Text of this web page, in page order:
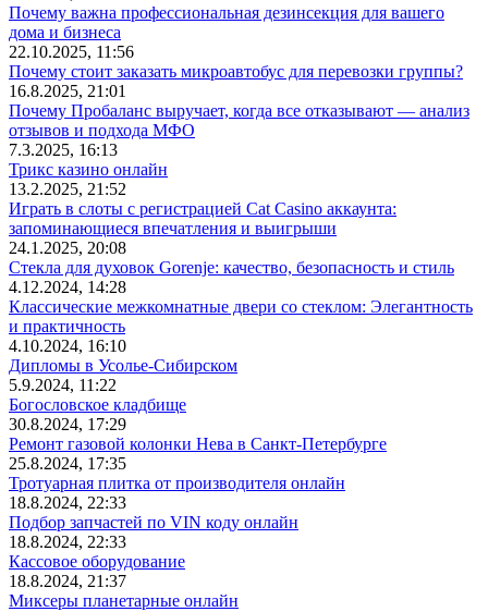
Почему важна профессиональная дезинсекция для вашего
дома и бизнеса
22.10.2025, 11:56
Почему стоит заказать микроавтобус для перевозки группы?
16.8.2025, 21:01
Почему Пробаланс выручает, когда все отказывают — анализ
отзывов и подхода МФО
7.3.2025, 16:13
Трикс казино онлайн
13.2.2025, 21:52
Играть в слоты с регистрацией Cat Casino аккаунта:
запоминающиеся впечатления и выигрыши
24.1.2025, 20:08
Стекла для духовок Gorenje: качество, безопасность и стиль
4.12.2024, 14:28
Классические межкомнатные двери со стеклом: Элегантность
и практичность
4.10.2024, 16:10
Дипломы в Усолье-Сибирском
5.9.2024, 11:22
Богословское кладбище
30.8.2024, 17:29
Ремонт газовой колонки Нева в Санкт-Петербурге
25.8.2024, 17:35
Тротуарная плитка от производителя онлайн
18.8.2024, 22:33
Подбор запчастей по VIN коду онлайн
18.8.2024, 22:33
Кассовое оборудование
18.8.2024, 21:37
Миксеры планетарные онлайн